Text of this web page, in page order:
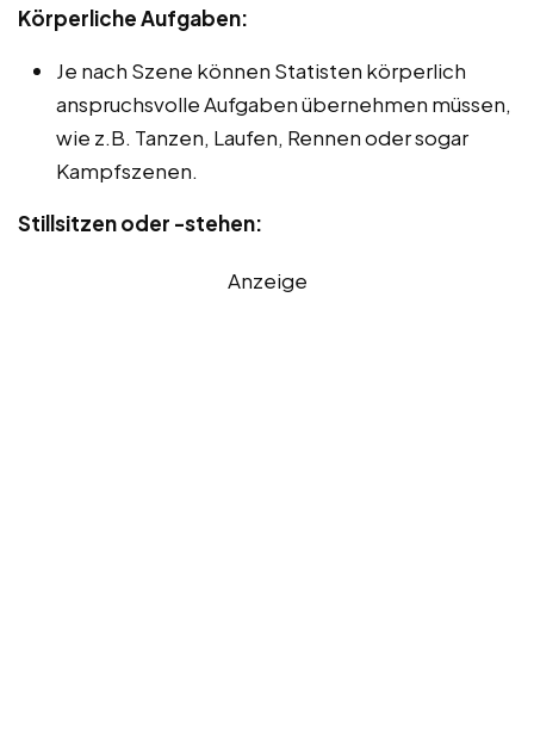
Körperliche Aufgaben:
Je nach Szene können Statisten körperlich
anspruchsvolle Aufgaben übernehmen müssen,
wie z.B. Tanzen, Laufen, Rennen oder sogar
Kampfszenen.
Stillsitzen oder -stehen:
Anzeige